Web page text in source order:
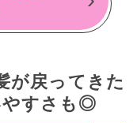
が戻ってきた
やすさも◎